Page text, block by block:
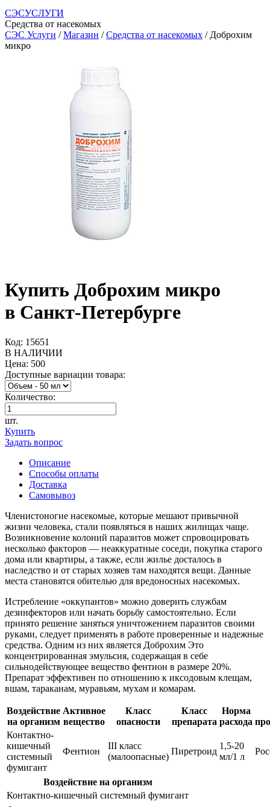
СЭСУСЛУГИ
Средства от насекомых
СЭС Услуги /Магазин /Средства от насекомых / Доброхим
микро
Купить Доброхим микро
в Санкт-Петербурге
Код: 15651
В НАЛИЧИИ
Цена: 500
Доступные вариации товара:
Количество:
шт.
Купить
Задать вопрос
Описание
Способы оплаты
Доставка
Самовывоз
Членистоногие насекомые, которые мешают привычной
жизни человека, стали появляться в наших жилищах чаще.
Возникновение колоний паразитов может спровоцировать
несколько факторов — неаккуратные соседи, покупка старого
дома или квартиры, а также, если жилье досталось в
наследство и от старых хозяев там находятся вещи. Данные
места становятся обителью для вредоносных насекомых.
Истребление «оккупантов» можно доверить службам
дезинфекторов или начать борьбу самостоятельно. Если
принято решение заняться уничтожением паразитов своими
руками, следует применять в работе проверенные и надежные
средства. Одним из них является Доброхим Это
концентрированная эмульсия, содержащая в себе
сильнодействующее вещество фентион в размере 20%.
Препарат эффективен по отношению к иксодовым клещам,
вшам, тараканам, муравьям, мухам и комарам.
Воздействие
на организм
Активное
вещество
Класс
опасности
Класс
препарата
Норма
расхода
Контактно-
кишечный
системный
фумигант
Фентион
III класс
(малоопасные)
Пиретроид
1,5-20
мл/1 л
Воздействие на организм
Контактно-кишечный системный фумигант